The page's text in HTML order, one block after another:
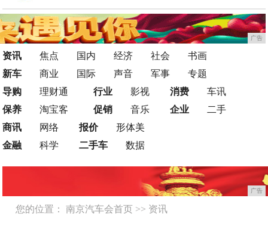
广告
资讯 焦点 国内 经济 社会
书画
新车
商业 国际 声音 军事
专题
导购
理财通
保养
淘宝客
行业
影视
促销
音乐
消费
车讯
企业
二手
商讯
网络
金融
科学
报价
形体美
二手车
数据
广告
您的位置：南京汽车会首页 >> 资讯